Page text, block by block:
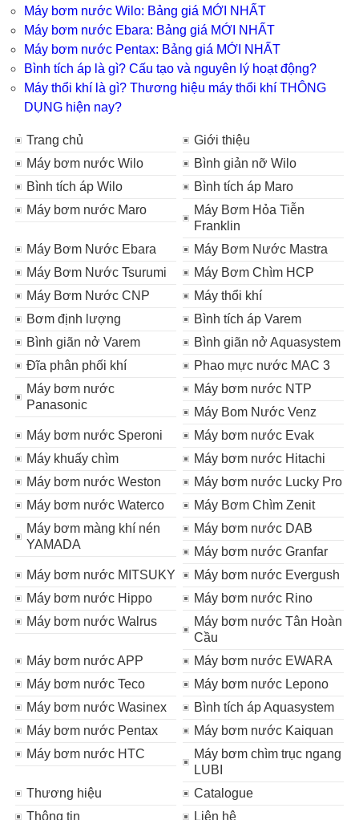
Máy bơm nước Wilo: Bảng giá MỚI NHẤT
Máy bơm nước Ebara: Bảng giá MỚI NHẤT
Máy bơm nước Pentax: Bảng giá MỚI NHẤT
Bình tích áp là gì? Cấu tạo và nguyên lý hoạt động?
Máy thổi khí là gì? Thương hiệu máy thổi khí THÔNG
DỤNG hiện nay?
Trang chủ
Giới thiệu
Máy bơm nước Wilo
Bình giản nỡ Wilo
Bình tích áp Wilo
Bình tích áp Maro
Máy bơm nước Maro
Máy Bơm Hỏa Tiễn
Franklin
Máy Bơm Nước Ebara
Máy Bơm Nước Mastra
Máy Bơm Nước Tsurumi
Máy Bơm Chìm HCP
Máy Bơm Nước CNP
Máy thổi khí
Bơm định lượng
Bình tích áp Varem
Bình giãn nở Varem
Bình giãn nở Aquasystem
Đĩa phân phối khí
Phao mực nước MAC 3
Máy bơm nước
Panasonic
Máy bơm nước NTP
Máy Bom Nước Venz
Máy bơm nước Speroni
Máy bơm nước Evak
Máy khuấy chìm
Máy bơm nước Hitachi
Máy bơm nước Weston
Máy bơm nước Lucky Pro
Máy bơm nước Waterco
Máy Bơm Chìm Zenit
Máy bơm màng khí nén
YAMADA
Máy bơm nước DAB
Máy bơm nước Granfar
Máy bơm nước MITSUKY
Máy bơm nước Evergush
Máy bơm nước Hippo
Máy bơm nước Rino
Máy bơm nước Walrus
Máy bơm nước Tân Hoàn
Cầu
Máy bơm nước APP
Máy bơm nước EWARA
Máy bơm nước Teco
Máy bơm nước Lepono
Máy bơm nước Wasinex
Bình tích áp Aquasystem
Máy bơm nước Pentax
Máy bơm nước Kaiquan
Máy bơm nước HTC
Máy bơm chìm trục ngang
LUBI
Thương hiệu
Catalogue
Thông tin
Liên hệ